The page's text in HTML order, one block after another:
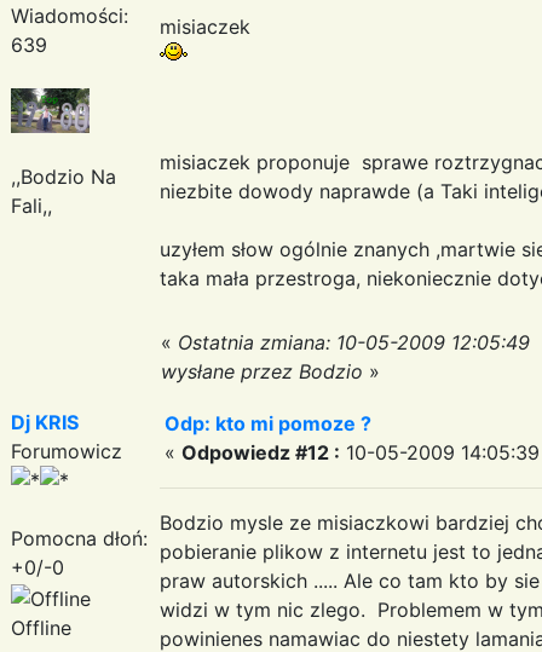
Wiadomości:
639
,,Bodzio Na
Fali,,
misiaczek
misiaczek proponuje sprawe
niezbite dowody naprawde (a Taki
uzyłem słow ogólnie znanych ,martwie
taka mała przestroga, niekoniecznie
« Ostatnia zmiana: 10-05-2009 12:05:49
wysłane przez Bodzio »
Dj KRIS
Forumowicz
Pomocna dłoń:
+0/-0
Offline
Odp: kto mi pomoze ?
« Odpowiedz #12 : 10-05-2009
Bodzio mysle ze misiaczkowi bardziej
pobieranie plikow z internetu jest to
praw autorskich ..... Ale co tam kto by
widzi w tym nic zlego. Problemem w
powinienes namawiac do niestety